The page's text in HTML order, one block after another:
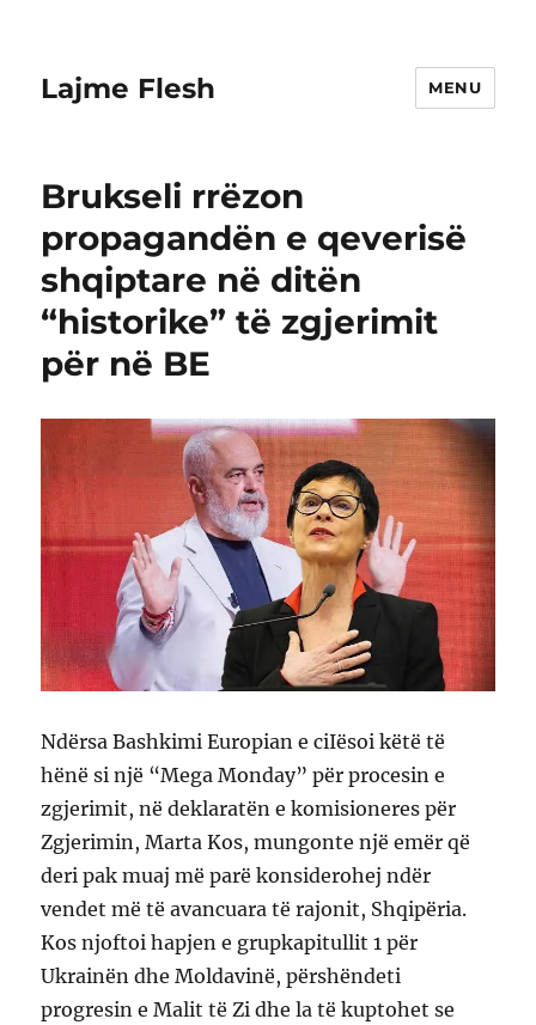
Lajme Flesh MENU
Brukseli rrëzon
propagandën e qeverisë
shqiptare në ditën
“historike” të zgjerimit
për në BE
Ndërsa Bashkimi Europian e ciIësoi këtë të
hënë si një “Mega Monday” për procesin e
zgjerimit, në deklaratën e komisioneres për
Zgjerimin, Marta Kos, mungonte një emër që
deri pak muaj më parë konsiderohej ndër
vendet më të avancuara të rajonit, Shqipëria.
Kos njoftoi hapjen e grupkapitullit 1 për
Ukrainën dhe Moldavinë, përshëndeti
progresin e Malit të Zi dhe la të kuptohet se